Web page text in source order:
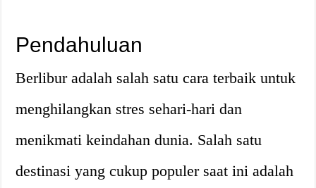
Pendahuluan
Berlibur adalah salah satu cara terbaik untuk
menghilangkan stres sehari-hari dan
menikmati keindahan dunia. Salah satu
destinasi yang cukup populer saat ini adalah